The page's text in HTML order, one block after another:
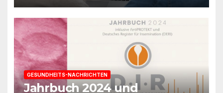
GESUNDHEITS-NACHRICHTEN
Jahrbuch 2024 und